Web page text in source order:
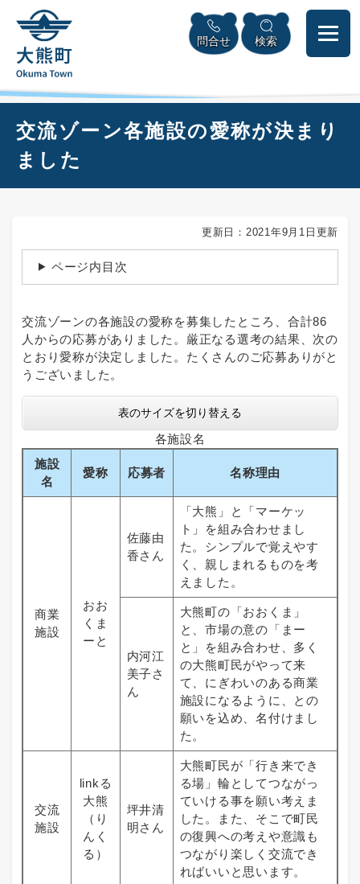
頭
メニューを飛ばして本文へ
問合せ 検索
交流ゾーン各施設の愛称が決まり
ました
更新日：2021年9月1日更新
ページ内目次
交流ゾーンの各施設の愛称を募集したところ、合計86
人からの応募がありました。厳正なる選考の結果、次の
とおり愛称が決定しました。たくさんのご応募ありがと
うございました。
表のサイズを切り替える
各施設名
施設
名
愛称 応募者 名称理由
商業
施設
おお
くま
ーと
佐藤由
香さん
「大熊」と「マーケッ
ト」を組み合わせまし
た。シンプルで覚えやす
く、親しまれるものを考
えました。
内河江
美子さ
ん
大熊町の「おおくま」
と、市場の意の「まー
と」を組み合わせ、多く
の大熊町民がやって来
て、にぎわいのある商業
施設になるように、との
願いを込め、名付けまし
た。
交流
施設
linkる
大熊
（り
んく
る）
坪井清
明さん
大熊町民が「行き来でき
る場」輪としてつながっ
ていける事を願い考えま
した。また、そこで町民
の復興への考えや意識も
つながり楽しく交流でき
ればいいと思います。